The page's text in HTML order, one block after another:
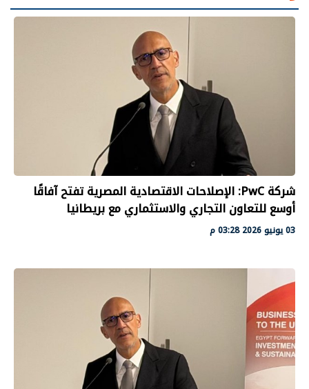
شركة PwC: الإصلاحات الاقتصادية المصرية تفتح آفاقًا
أوسع للتعاون التجاري والاستثماري مع بريطانيا
03 يونيو 2026 03:28 م